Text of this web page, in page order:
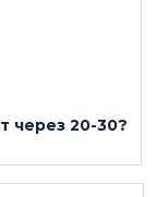
через 20-30?